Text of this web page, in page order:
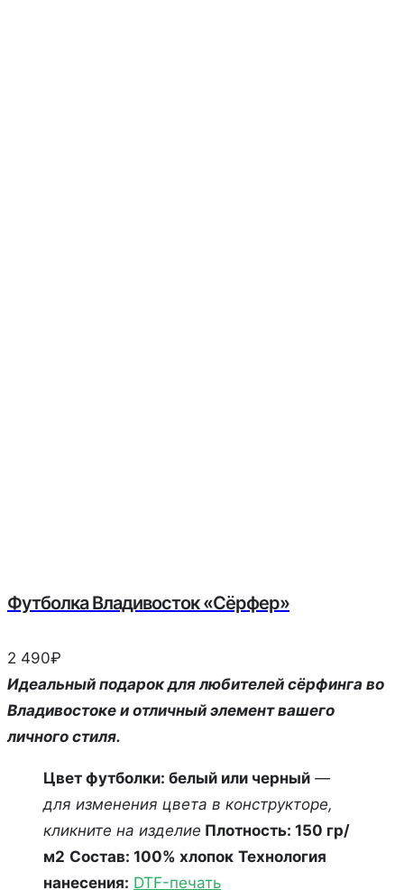
Футболка Владивосток «Сёрфер»
2 490₽
Идеальный подарок для любителей сёрфинга во
Владивостоке и отличный элемент вашего
личного стиля.
Цвет футболки: белый или черный —
для изменения цвета в конструкторе,
кликните на изделие Плотность: 150 гр/
м2 Состав: 100% хлопок Технология
нанесения: DTF-печать